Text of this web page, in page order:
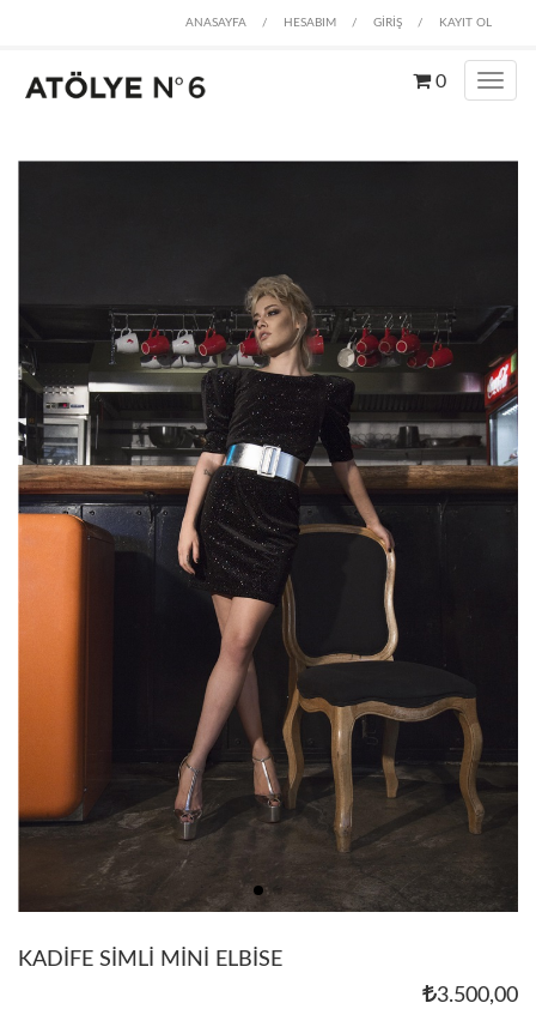
ANASAYFA / HESABIM / GİRİŞ / KAYIT OL
0
KADİFE SİMLİ MİNİ ELBİSE
3.500,00